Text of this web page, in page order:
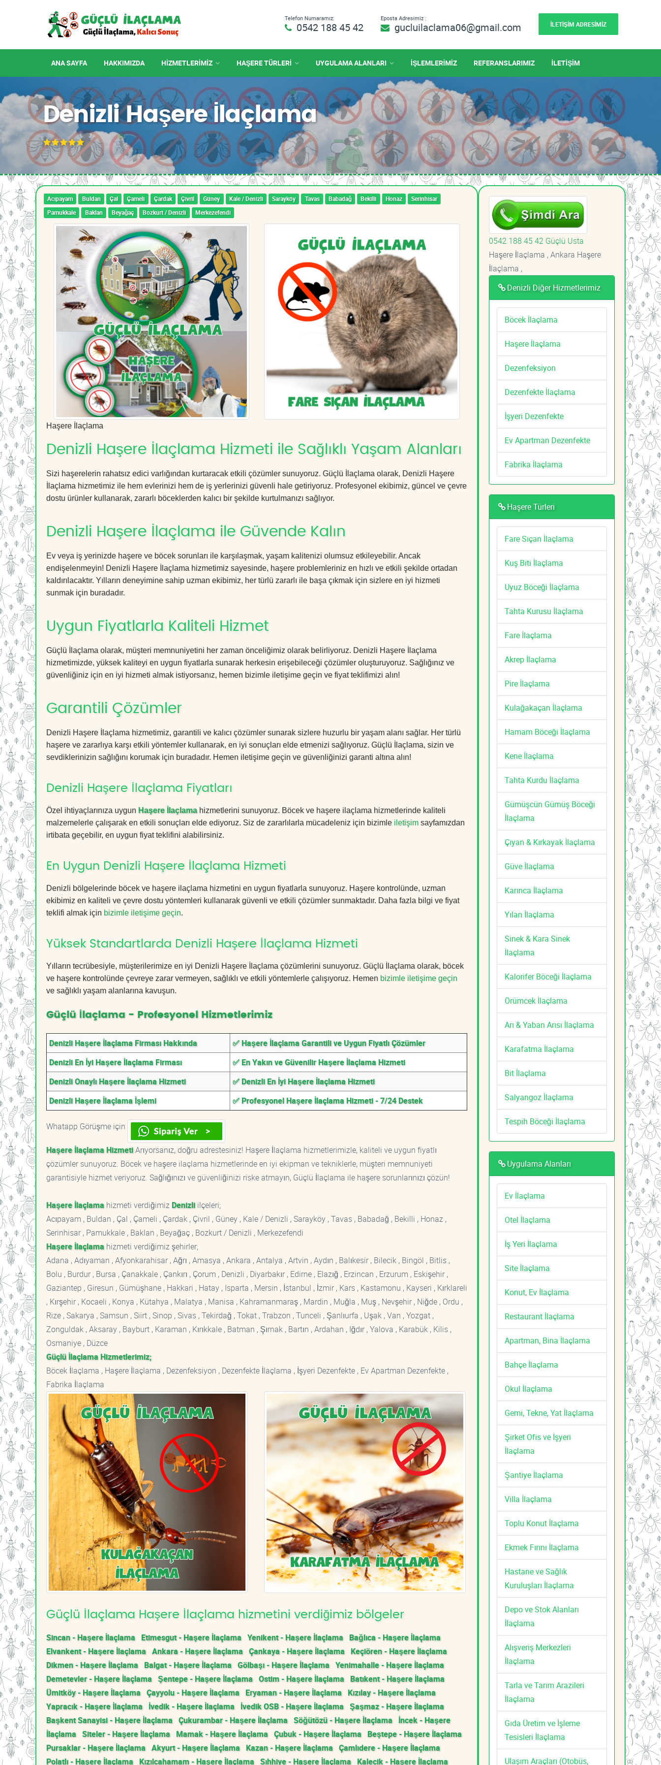
Telefon Numaramız:
0542 188 45 42
Eposta Adresimiz :
gucluilaclama06@gmail.com İLETİŞİM ADRESİMİZ
ANA SAYFA HAKKIMIZDA HIZMETLERIMIZ HAŞERE TÜRLERİ UYGULAMA ALANLARI İŞLEMLERİMİZ REFERANSLARIMIZ İLETİŞİM
Denizli Haşere İlaçlama
Acıpayam Buldan Çal Çameli Çardak Çivril Güney Kale / Denizli Sarayköy Tavas Babadağ Bekilli Honaz
Serinhisar
Pamukkale
Baklan Beyağaç Bozkurt / Denizli Merkezefendi
Haşere İlaçlama
Denizli Haşere İlaçlama Hizmeti ile Sağlıklı Yaşam Alanları
Sizi haşerelerin rahatsız edici varlığından kurtaracak etkili çözümler sunuyoruz. Güçlü İlaçlama olarak, Denizli Haşere
İlaçlama hizmetimiz ile hem evlerinizi hem de iş yerlerinizi güvenli hale getiriyoruz. Profesyonel ekibimiz, güncel ve çevre
dostu ürünler kullanarak, zararlı böceklerden kalıcı bir şekilde kurtulmanızı sağlıyor.
Denizli Haşere İlaçlama ile Güvende Kalın
Ev veya iş yerinizde haşere ve böcek sorunları ile karşılaşmak, yaşam kalitenizi olumsuz etkileyebilir. Ancak
endişelenmeyin! Denizli Haşere İlaçlama hizmetimiz sayesinde, haşere problemleriniz en hızlı ve etkili şekilde ortadan
kaldırılacaktır. Yılların deneyimine sahip uzman ekibimiz, her türlü zararlı ile başa çıkmak için sizlere en iyi hizmeti
sunmak için buradadır.
Uygun Fiyatlarla Kaliteli Hizmet
Güçlü İlaçlama olarak, müşteri memnuniyetini her zaman önceliğimiz olarak belirliyoruz. Denizli Haşere İlaçlama
hizmetimizde, yüksek kaliteyi en uygun fiyatlarla sunarak herkesin erişebileceği çözümler oluşturuyoruz. Sağlığınız ve
güvenliğiniz için en iyi hizmeti almak istiyorsanız, hemen bizimle iletişime geçin ve fiyat teklifimizi alın!
Garantili Çözümler
Denizli Haşere İlaçlama hizmetimiz, garantili ve kalıcı çözümler sunarak sizlere huzurlu bir yaşam alanı sağlar. Her türlü
haşere ve zararlıya karşı etkili yöntemler kullanarak, en iyi sonuçları elde etmenizi sağlıyoruz. Güçlü İlaçlama, sizin ve
sevdiklerinizin sağlığını korumak için buradadır. Hemen iletişime geçin ve güvenliğinizi garanti altına alın!
Denizli Haşere İlaçlama Fiyatları
Özel ihtiyaçlarınıza uygun Haşere İlaçlamahizmetlerini sunuyoruz. Böcek ve haşere ilaçlama hizmetlerinde kaliteli
malzemelerle çalışarak en etkili sonuçları elde ediyoruz. Siz de zararlılarla mücadeleniz için bizimle iletişim sayfamızdan
irtibata geçebilir, en uygun fiyat teklifini alabilirsiniz.
En Uygun Denizli Haşere İlaçlama Hizmeti
Denizli bölgelerinde böcek ve haşere ilaçlama hizmetini en uygun fiyatlarla sunuyoruz. Haşere kontrolünde, uzman
ekibimiz en kaliteli ve çevre dostu yöntemleri kullanarak güvenli ve etkili çözümler sunmaktadır. Daha fazla bilgi ve fiyat
teklifi almak için bizimle iletişime geçin.
Yüksek Standartlarda Denizli Haşere İlaçlama Hizmeti
Yılların tecrübesiyle, müşterilerimize en iyi Denizli Haşere İlaçlama çözümlerini sunuyoruz. Güçlü İlaçlama olarak, böcek
ve haşere kontrolünde çevreye zarar vermeyen, sağlıklı ve etkili yöntemlerle çalışıyoruz. Hemen bizimle iletişime geçin
ve sağlıklı yaşam alanlarına kavuşun.
Güçlü İlaçlama - Profesyonel Hizmetlerimiz
Denizli Haşere İlaçlama Firması Hakkında
✅ Haşere İlaçlama Garantili ve Uygun Fiyatlı Çözümler
Denizli En İyi Haşere İlaçlama Firması
✅ En Yakın ve Güvenilir Haşere İlaçlama Hizmeti
Denizli Onaylı Haşere İlaçlama Hizmeti
✅ Denizli En İyi Haşere İlaçlama Hizmeti
Denizli Haşere İlaçlama İşlemi
✅ Profesyonel Haşere İlaçlama Hizmeti - 7/24 Destek
Whatapp Görüşme için
Haşere İlaçlama HizmetiArıyorsanız, doğru adrestesiniz! Haşere İlaçlama hizmetlerimizle, kaliteli ve uygun fiyatlı
çözümler sunuyoruz. Böcek ve haşere ilaçlama hizmetlerinde en iyi ekipman ve tekniklerle, müşteri memnuniyeti
garantisiyle hizmet veriyoruz. Sağlığınızı ve güvenliğinizi riske atmayın, Güçlü İlaçlama ile haşere sorunlarınızı çözün!
Haşere İlaçlama hizmeti verdiğimiz Denizliilçeleri;
Acıpayam , Buldan , Çal , Çameli , Çardak , Çivril , Güney , Kale / Denizli , Sarayköy , Tavas , Babadağ , Bekilli , Honaz ,
Serinhisar , Pamukkale , Baklan , Beyağaç , Bozkurt / Denizli , Merkezefendi
Haşere İlaçlama hizmeti verdiğimiz şehirler;
Adana , Adıyaman , Afyonkarahisar , Ağrı , Amasya , Ankara , Antalya , Artvin , Aydın , Balıkesir , Bilecik , Bingöl , Bitlis ,
Bolu , Burdur , Bursa , Çanakkale , Çankırı , Çorum , Denizli , Diyarbakır , Edirne , Elazığ , Erzincan , Erzurum , Eskişehir ,
Gaziantep , Giresun , Gümüşhane , Hakkari , Hatay , Isparta , Mersin , İstanbul , İzmir , Kars , Kastamonu , Kayseri , Kırklareli
, Kırşehir , Kocaeli , Konya , Kütahya , Malatya , Manisa , Kahramanmaraş , Mardin , Muğla , Muş , Nevşehir , Niğde , Ordu ,
Rize , Sakarya , Samsun , Siirt , Sinop , Sivas , Tekirdağ , Tokat , Trabzon , Tunceli , Şanlıurfa , Uşak , Van , Yozgat ,
Zonguldak , Aksaray , Bayburt , Karaman , Kırıkkale , Batman , Şırnak , Bartın , Ardahan , Iğdır , Yalova , Karabük , Kilis ,
Osmaniye , Düzce
Güçlü İlaçlama Hizmetlerimiz;
Böcek İlaçlama , Haşere İlaçlama , Dezenfeksiyon , Dezenfekte İlaçlama , İşyeri Dezenfekte , Ev Apartman Dezenfekte ,
Fabrika İlaçlama
Güçlü İlaçlama Haşere İlaçlama hizmetini verdiğimiz bölgeler
Sincan - Haşere İlaçlama Etimesgut - Haşere İlaçlama Yenikent - Haşere İlaçlama Bağlıca - Haşere İlaçlama
Elvankent - Haşere İlaçlama Ankara - Haşere İlaçlama Çankaya - Haşere İlaçlama Keçiören - Haşere İlaçlama
Dikmen - Haşere İlaçlama Balgat - Haşere İlaçlama Gölbaşı - Haşere İlaçlama Yenimahalle - Haşere İlaçlama
Demetevler - Haşere İlaçlama Şentepe - Haşere İlaçlama Ostim - Haşere İlaçlama Batıkent - Haşere İlaçlama
Ümitköy - Haşere İlaçlama Çayyolu - Haşere İlaçlama Eryaman - Haşere İlaçlama Kızılay - Haşere İlaçlama
Yapracık - Haşere İlaçlama İvedik - Haşere İlaçlama İvedik OSB - Haşere İlaçlama Şaşmaz - Haşere İlaçlama
Başkent Sanayisi - Haşere İlaçlama Çukurambar - Haşere İlaçlama Söğütözü - Haşere İlaçlama İncek - Haşere
İlaçlama Siteler - Haşere İlaçlama Mamak - Haşere İlaçlama Çubuk - Haşere İlaçlama Beştepe - Haşere İlaçlama
Pursaklar - Haşere İlaçlama Akyurt - Haşere İlaçlama Kazan - Haşere İlaçlama Çamlıdere - Haşere İlaçlama
Polatlı - Haşere İlaçlama Kızılcahamam - Haşere İlaçlama Sıhhiye - Haşere İlaçlama Kalecik - Haşere İlaçlama
0542 188 45 42 Güçlü Usta
Haşere İlaçlama , Ankara Haşere
İlaçlama ,
Denizli Diğer Hizmetlerimiz
Böcek İlaçlama
Haşere İlaçlama
Dezenfeksiyon
Dezenfekte İlaçlama
İşyeri Dezenfekte
Ev Apartman Dezenfekte
Fabrika İlaçlama
Haşere Türleri
Fare Sıçan İlaçlama
Kuş Biti İlaçlama
Uyuz Böceği İlaçlama
Tahta Kurusu İlaçlama
Fare İlaçlama
Akrep İlaçlama
Pire İlaçlama
Kulağakaçan İlaçlama
Hamam Böceği İlaçlama
Kene İlaçlama
Tahta Kurdu İlaçlama
Gümüşcün Gümüş Böceği
İlaçlama
Çıyan & Kırkayak İlaçlama
Güve İlaçlama
Karınca İlaçlama
Yılan İlaçlama
Sinek & Kara Sinek
İlaçlama
Kalorifer Böceği İlaçlama
Örümcek İlaçlama
Arı & Yaban Arısı İlaçlama
Karafatma İlaçlama
Bit İlaçlama
Salyangoz İlaçlama
Tespih Böceği İlaçlama
Uygulama Alanları
Ev İlaçlama
Otel İlaçlama
İş Yeri İlaçlama
Site İlaçlama
Konut, Ev İlaçlama
Restaurant İlaçlama
Apartman, Bina İlaçlama
Bahçe İlaçlama
Okul İlaçlama
Gemi, Tekne, Yat İlaçlama
Şirket Ofis ve İşyeri
İlaçlama
Şantiye İlaçlama
Villa İlaçlama
Toplu Konut İlaçlama
Ekmek Fırını İlaçlama
Hastane ve Sağlık
Kuruluşları İlaçlama
Depo ve Stok Alanları
İlaçlama
Alışveriş Merkezleri
İlaçlama
Tarla ve Tarım Arazileri
İlaçlama
Gıda Üretim ve İşleme
Tesisleri İlaçlama
Ulaşım Araçları (Otobüs,